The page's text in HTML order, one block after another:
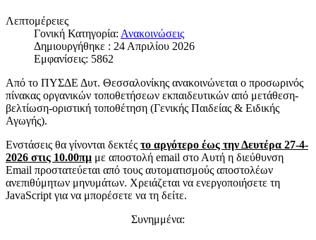
Λεπτομέρειες
Γονική Κατηγορία: Ανακοινώσεις
Δημιουργήθηκε : 24 Απριλίου 2026
Εμφανίσεις: 5862
Από το ΠΥΣΔΕ Δυτ. Θεσσαλονίκης ανακοινώνεται ο προσωρινός
πίνακας οργανικών τοποθετήσεων εκπαιδευτικών από μετάθεση-
βελτίωση-οριστική τοποθέτηση (Γενικής Παιδείας & Ειδικής
Αγωγής).
Ενστάσεις θα γίνονται δεκτές το αργότερο έως την Δευτέρα 27-4-
2026 στις 10.00πμ με αποστολή email στο Αυτή η διεύθυνση
Email προστατεύεται από τους αυτοματισμούς αποστολέων
ανεπιθύμητων μηνυμάτων. Χρειάζεται να ενεργοποιήσετε τη
JavaScript για να μπορέσετε να τη δείτε.
Συνημμένα: